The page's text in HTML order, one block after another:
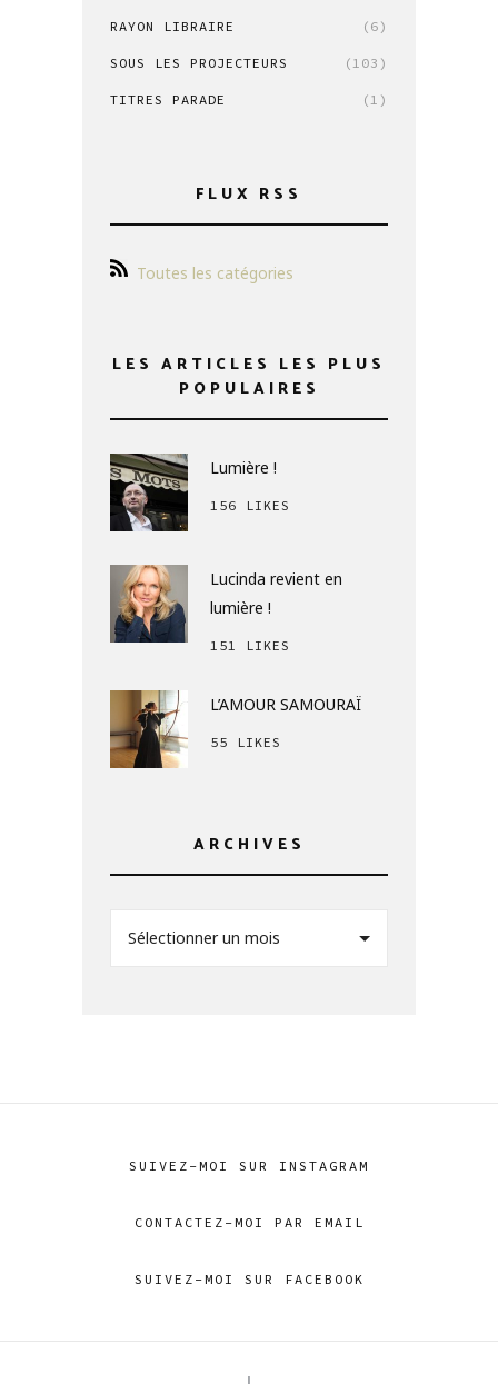
RAYON LIBRAIRE (6)
SOUS LES PROJECTEURS (103)
TITRES PARADE (1)
FLUX RSS
Toutes les catégories
LES ARTICLES LES PLUS
POPULAIRES
Lumière !
156 LIKES
Lucinda revient en
lumière !
151 LIKES
L’AMOUR SAMOURAÏ
55 LIKES
ARCHIVES
Sélectionner un mois
SUIVEZ-MOI SUR INSTAGRAM
CONTACTEZ-MOI PAR EMAIL
SUIVEZ-MOI SUR FACEBOOK